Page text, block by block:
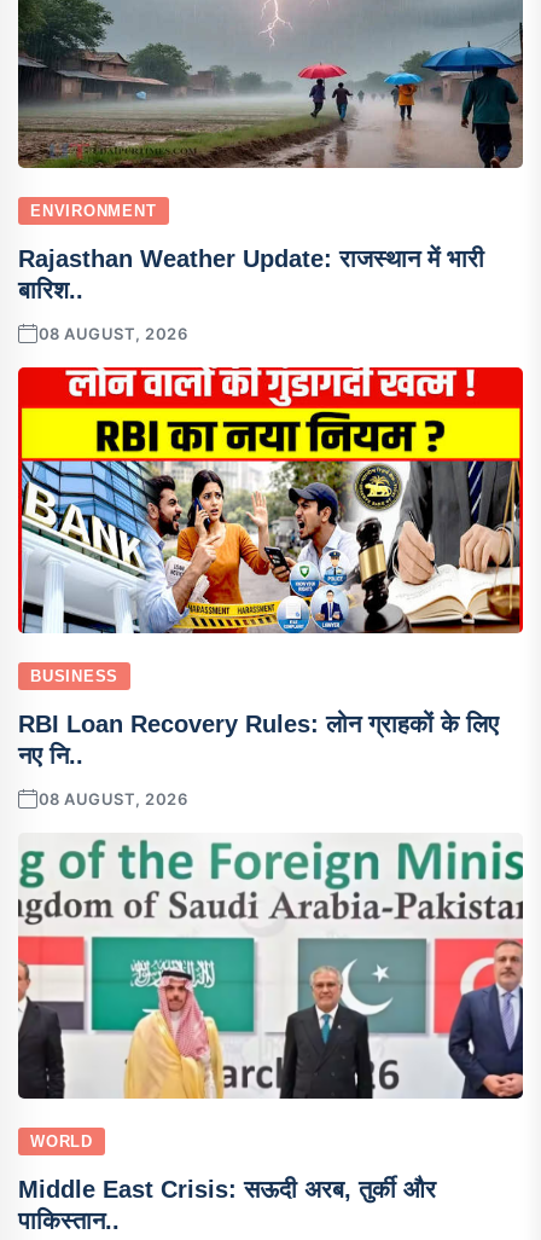
ENVIRONMENT
Rajasthan Weather Update: राजस्थान में भारी
बारिश..
08 AUGUST, 2026
BUSINESS
RBI Loan Recovery Rules: लोन ग्राहकों के लिए
नए नि..
08 AUGUST, 2026
WORLD
Middle East Crisis: सऊदी अरब, तुर्की और
पाकिस्तान..